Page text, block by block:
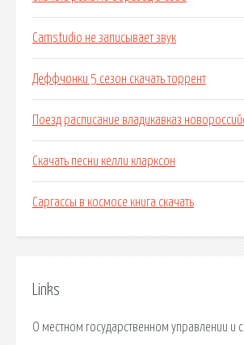
Camstudio не записывает звук
Деффчонки 5 сезон скачать торрент
Поезд расписание владикавказ
Скачать песни келли кларксон
Саргассы в космосе книга скачать
Links
О местном государственном управлении и